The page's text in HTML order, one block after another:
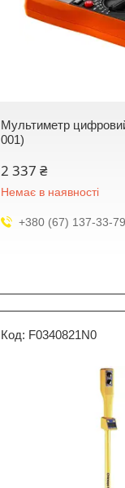
Мультиметр
001)
2 337 ₴
Немає в наявності
+380 (67) 137-33-79
F0340821N0